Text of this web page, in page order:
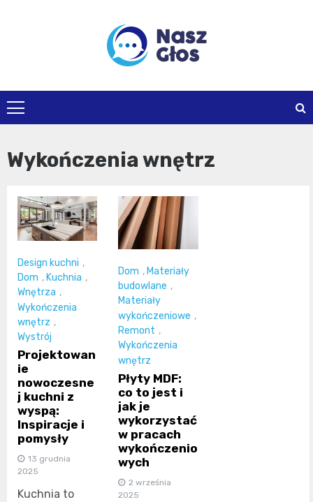
naszglos.pl
Wykończenia wnętrz
Design kuchni ,
Dom , Kuchnia ,
Wnętrza ,
Wykończenia
wnętrz ,
Wystrój
Projektowan
ie
nowoczesne
j kuchni z
wyspą:
Inspiracje i
pomysły
13 grudnia
2025
Kuchnia to
Dom , Materiały
budowlane ,
Materiały
wykończeniowe ,
Remont ,
Wykończenia
wnętrz
Płyty MDF:
co to jest i
jak je
wykorzystać
w pracach
wykończenio
wych
2 września
2025